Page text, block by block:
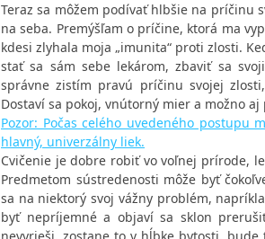
Teraz sa môžem podívať hlbšie na príčinu
na seba. Premýšľam o príčine, ktorá ma
kdesi zlyhala moja „imunita“ proti zlosti.
stať sa sám sebe lekárom, zbaviť sa
správne zistím pravú príčinu svojej
Dostaví sa pokoj, vnútorný mier a možno
Pozor: Počas celého uvedeného postupu
hlavný, univerzálny liek.
Cvičenie je dobre robiť vo voľnej prírode,
Predmetom sústredenosti môže byť
sa na niektorý svoj vážny problém,
byť nepríjemné a objaví sa sklon